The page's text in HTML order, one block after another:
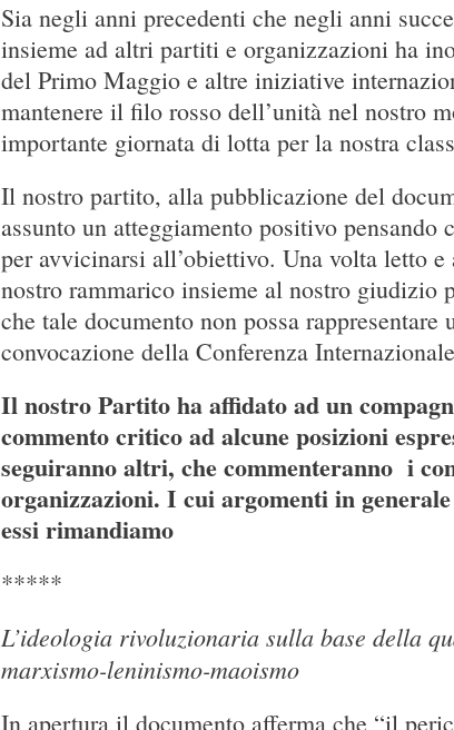
Sia negli anni precedenti che negli anni
insieme ad altri partiti e organizzazioni ha
del Primo Maggio e altre iniziative
mantenere il filo rosso dell’unità nel nostro
importante giornata di lotta per la nostra
Il nostro partito, alla pubblicazione del
assunto un atteggiamento positivo pensando
per avvicinarsi all’obiettivo. Una volta letto
nostro rammarico insieme al nostro giudizio
che tale documento non possa
convocazione della Conferenza
Il nostro Partito ha affidato ad un
commento critico ad alcune posizioni
seguiranno altri, che commenteranno i
organizzazioni. I cui argomenti in
essi rimandiamo
*****
L’ideologia rivoluzionaria sulla base della
marxismo-leninismo-maoismo
In apertura il documento afferma che “il